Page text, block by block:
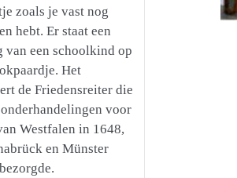
zoals je vast nog
hebt. Er staat een
van een schoolkind op
Het
de Friedensreiter die
voor
Westfalen in 1648,
en Münster